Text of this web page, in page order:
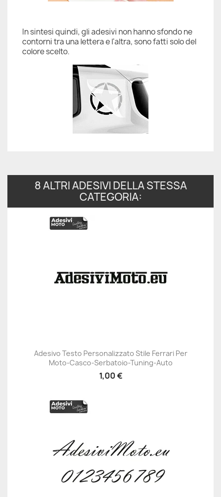
In sintesi quindi, gli adesivi non hanno sfondo ne
contorni tra una lettera e l'altra, sono fatti solo del
colore scelto.
8 ALTRI ADESIVI DELLA STESSA
CATEGORIA:
Adesivo Testo Personalizzato Stile Ferrari Per
Moto-Casco-Serbatoio-Tuning-Auto
1,00 €